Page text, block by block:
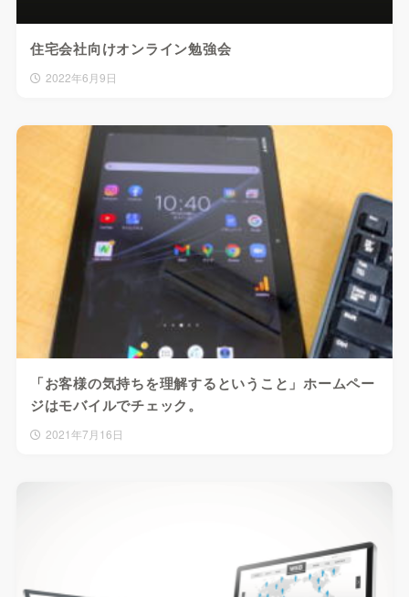
住宅会社向けオンライン勉強会
2022年6月9日
「お客様の気持ちを理解するということ」ホームペー
ジはモバイルでチェック。
2021年7月16日